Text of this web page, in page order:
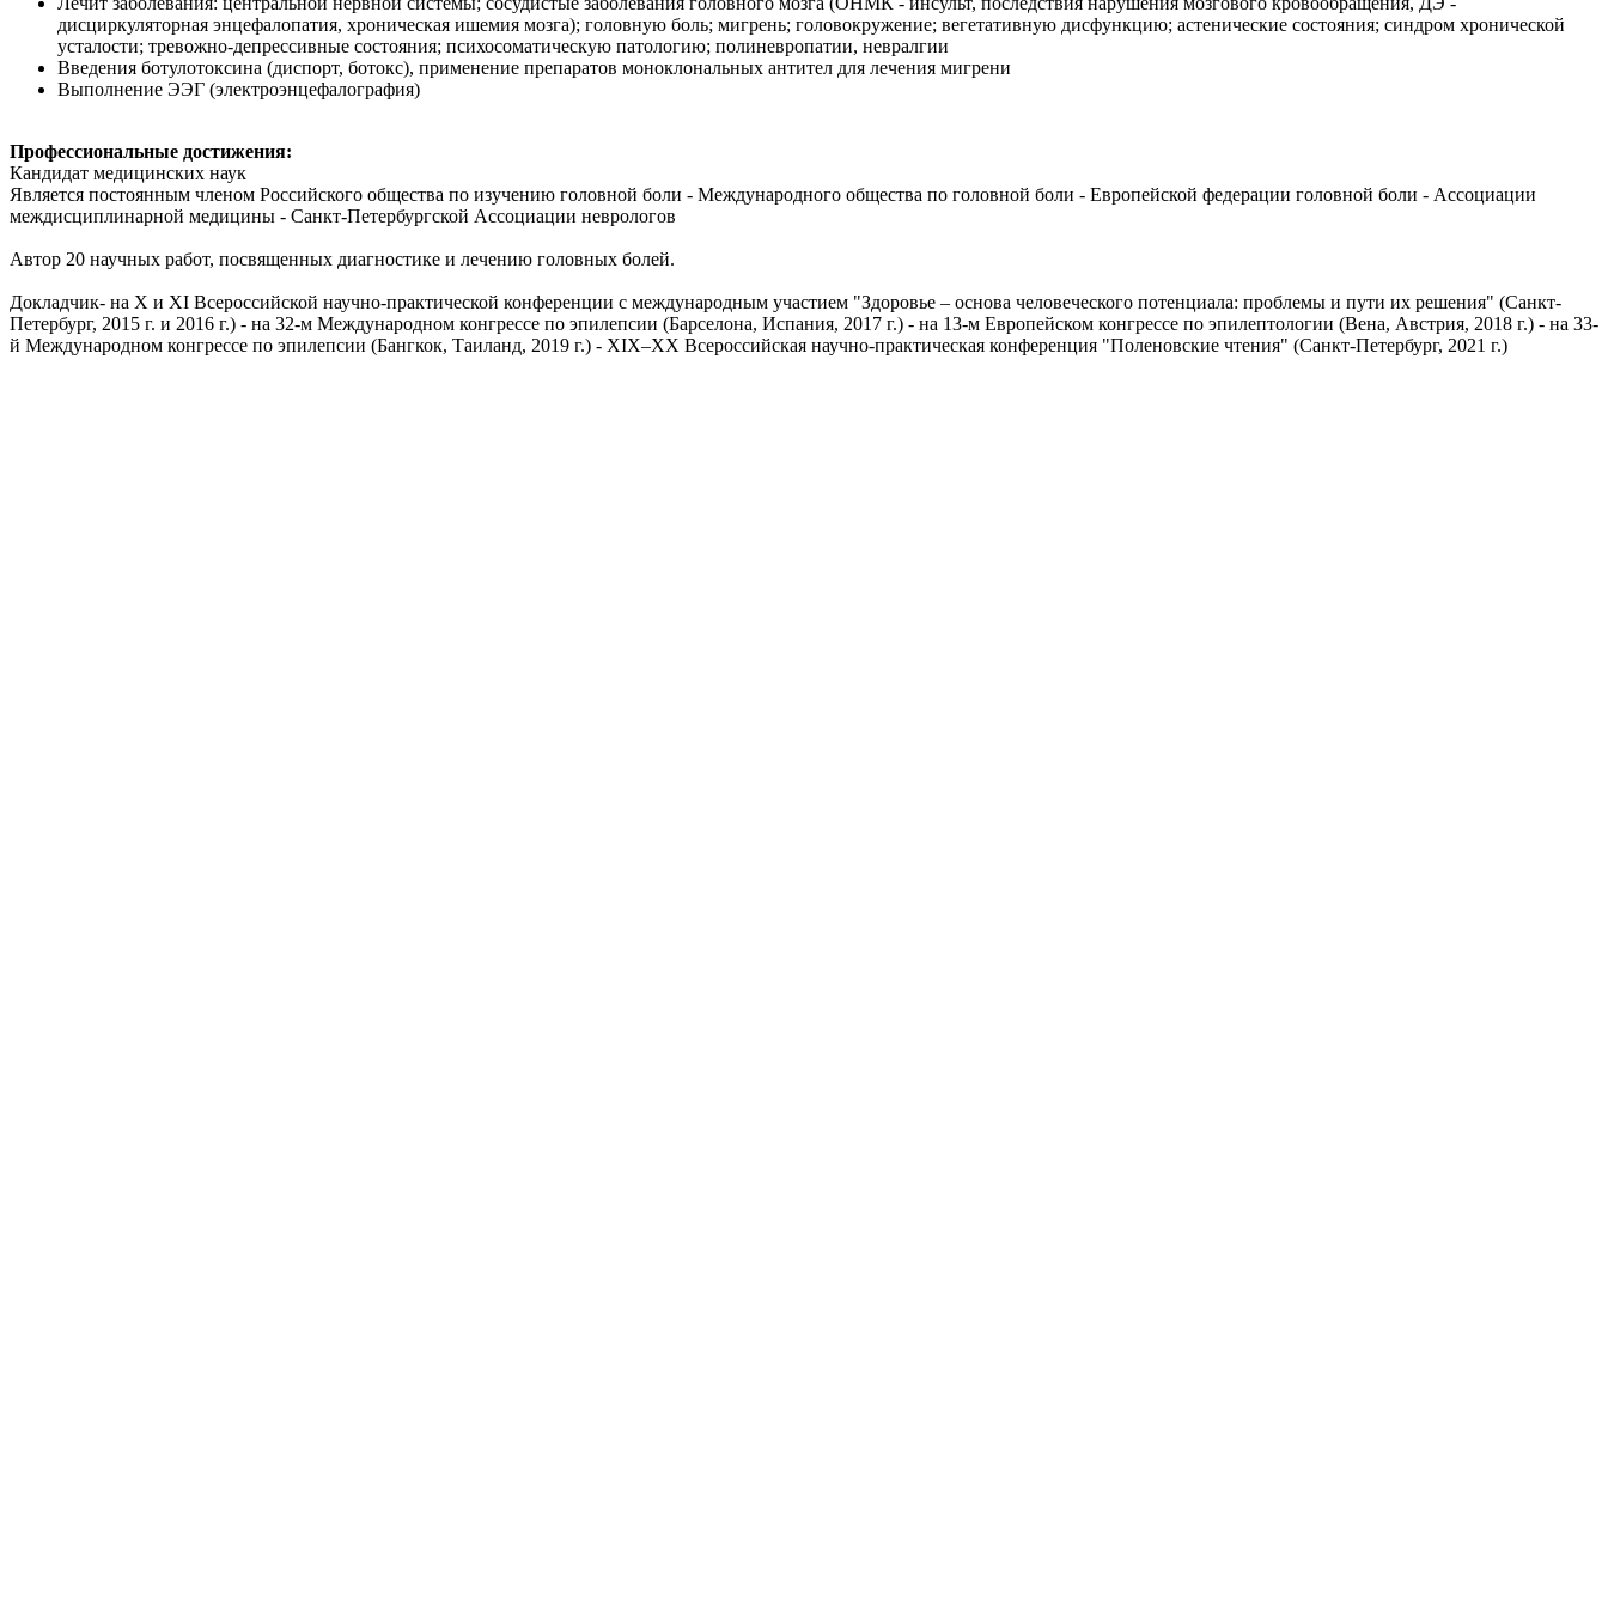
дисциркуляторная энцефалопатия, хроническая ишемия мозга); головную боль; мигрень; головокружение; вегетативную дисфункцию; астенические состояния; синдром хронической
усталости; тревожно-депрессивные состояния; психосоматическую патологию; полиневропатии, невралгии
Введения ботулотоксина (диспорт, ботокс), применение препаратов моноклональных антител для лечения мигрени
Выполнение ЭЭГ (электроэнцефалография)
Профессиональные достижения:
Кандидат медицинских наук
Является постоянным членом Российского общества по изучению головной боли - Международного общества по головной боли - Европейской федерации головной боли - Ассоциации
междисциплинарной медицины - Санкт-Петербургской Ассоциации неврологов
Автор 20 научных работ, посвященных диагностике и лечению головных болей.
Докладчик- на Х и XI Всероссийской научно-практической конференции с международным участием "Здоровье – основа человеческого потенциала: проблемы и пути их решения" (Санкт-
Петербург, 2015 г. и 2016 г.) - на 32-м Международном конгрессе по эпилепсии (Барселона, Испания, 2017 г.) - на 13-м Европейском конгрессе по эпилептологии (Вена, Австрия, 2018 г.) - на 33-
й Международном конгрессе по эпилепсии (Бангкок, Таиланд, 2019 г.) - XIX–XX Всероссийская научно-практическая конференция "Поленовские чтения" (Санкт-Петербург, 2021 г.)